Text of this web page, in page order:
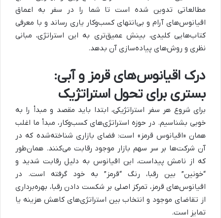
مطالعاتی تدوین شده است تا شما را در سفر به اعماق
اقیانوس‌های آرام و بی‌انتهای کسب‌وکار یاری رساند و با معرفی
کتاب‌هایی کلیدی، بینش عمیق‌تری به این استراتژی، مبانی
نظری و روش‌های پیاده‌سازی آن بدهد.
درک اقیانوس‌های قرمز و آبی:
بستری برای تحول استراتژیک
برای شروع هر سفر استراتژیکی، ابتدا باید مقصد و مبدأ را به
خوبی بشناسیم. در حوزه استراتژی‌های کسب‌وکار، مبدأ ما اغلب
همان «اقیانوس قرمز» است: فضای بازاری شناخته‌شده که در
آن شرکت‌ها بر سر سهم بازار موجود رقابت می‌کنند. همان‌طور
که از نامش پیداست، این اقیانوس به دلیل رقابت شدید و
“خونین” بین رقبا، رنگ “قرمز” به خود گرفته است. در
اقیانوس‌های قرمز، تمرکز اصلی بر شکست دادن رقبا، بهره‌برداری
از تقاضای موجود و انتخاب بین استراتژی‌های کاهش هزینه یا
تمایز است.